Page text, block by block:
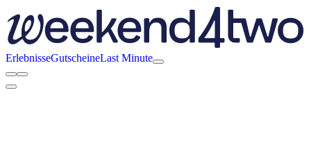
ErlebnisseGutscheineLast Minute